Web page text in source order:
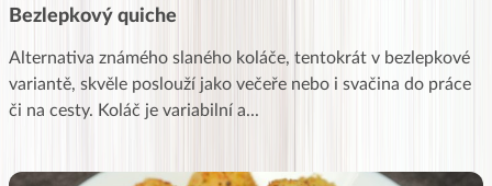
Bezlepkový quiche
Alternativa známého slaného koláče, tentokrát v bezlepkové
variantě, skvěle poslouží jako večeře nebo i svačina do práce
či na cesty. Koláč je variabilní a...